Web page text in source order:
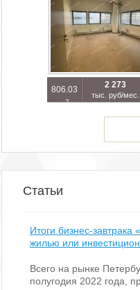
806.03
м2
2 273
тыс. руб/мес.
Статьи
Итоги бизнес-завтрака
жилью или
Всего на рынке
полугодия 2022 года,